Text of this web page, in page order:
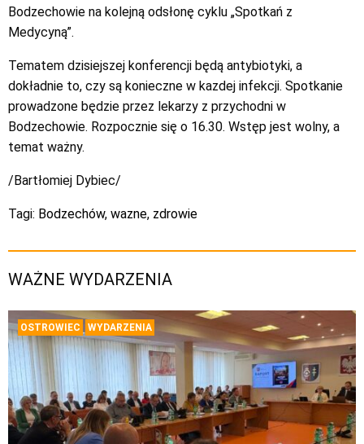
Bodzechowie na kolejną odsłonę cyklu „Spotkań z
Medycyną”.
Tematem dzisiejszej konferencji będą antybiotyki, a
dokładnie to, czy są konieczne w kazdej infekcji. Spotkanie
prowadzone będzie przez lekarzy z przychodni w
Bodzechowie. Rozpocznie się o 16.30. Wstęp jest wolny, a
temat ważny.
/Bartłomiej Dybiec/
Tagi: Bodzechów, wazne, zdrowie
WAŻNE WYDARZENIA
OSTROWIEC WYDARZENIA